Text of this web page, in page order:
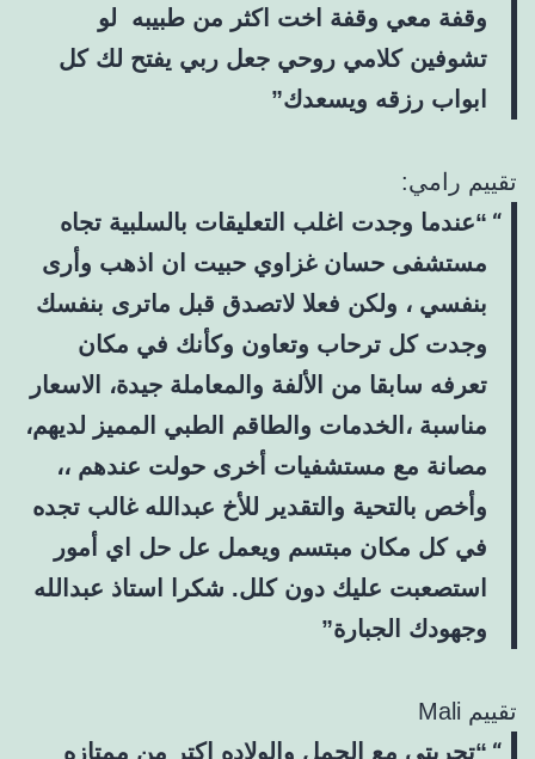
وقفة معي وقفة اخت اكثر من طبيبه لو
تشوفين كلامي روحي جعل ربي يفتح لك كل
ابواب رزقه ويسعدك”
تقييم رامي:
“عندما وجدت اغلب التعليقات بالسلبية تجاه
مستشفى حسان غزاوي حبيت ان اذهب وأرى
بنفسي ، ولكن فعلا لاتصدق قبل ماترى بنفسك
وجدت كل ترحاب وتعاون وكأنك في مكان
تعرفه سابقا من الألفة والمعاملة جيدة، الاسعار
مناسبة ،الخدمات والطاقم الطبي المميز لديهم،
مصانة مع مستشفيات أخرى حولت عندهم ،،
وأخص بالتحية والتقدير للأخ عبدالله غالب تجده
في كل مكان مبتسم ويعمل عل حل اي أمور
استصعبت عليك دون كلل. شكرا استاذ عبدالله
وجهودك الجبارة”
تقييم Mali
“تجربتي مع الحمل والولاده اكتر من ممتازه